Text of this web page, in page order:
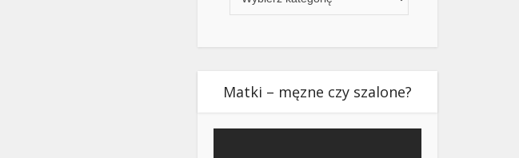
Matki – męzne czy szalone?